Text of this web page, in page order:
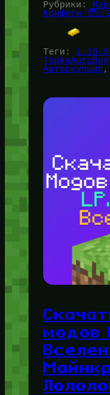
Рубрики:
Конфиги
Теги: 1.16.5
TopkaAutoBuy
Автоскупщик,
модов